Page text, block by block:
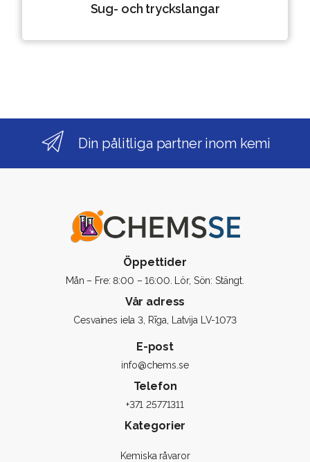
Sug- och tryckslangar
Din pålitliga partner inom kemi
Öppettider
Mån – Fre: 8:00 – 16:00. Lör, Sön: Stängt.
Vår adress
Cesvaines iela 3, Rīga, Latvija LV-1073
E-post
info@chems.se
Telefon
+371 25771311
Kategorier
Kemiska råvaror